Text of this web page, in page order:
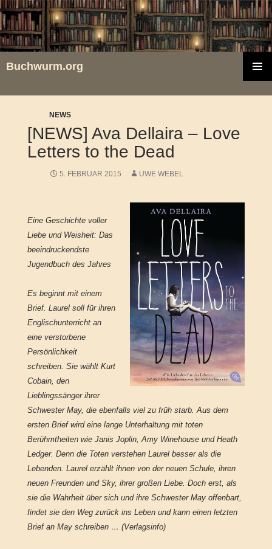
Zum
Inhalt
springen
Buchwurm.org
MENÜ
NEWS
[NEWS] Ava Dellaira – Love
Letters to the Dead
5. FEBRUAR 2015 UWE WEBEL
Eine Geschichte voller
Liebe und Weisheit: Das
beeindruckendste
Jugendbuch des Jahres
Es beginnt mit einem
Brief. Laurel soll für ihren
Englischunterricht an
eine verstorbene
Persönlichkeit
schreiben. Sie wählt Kurt
Cobain, den
Lieblingssänger ihrer
Schwester May, die ebenfalls viel zu früh starb. Aus dem
ersten Brief wird eine lange Unterhaltung mit toten
Berühmtheiten wie Janis Joplin, Amy Winehouse und Heath
Ledger. Denn die Toten verstehen Laurel besser als die
Lebenden. Laurel erzählt ihnen von der neuen Schule, ihren
neuen Freunden und Sky, ihrer großen Liebe. Doch erst, als
sie die Wahrheit über sich und ihre Schwester May offenbart,
findet sie den Weg zurück ins Leben und kann einen letzten
Brief an May schreiben … (Verlagsinfo)